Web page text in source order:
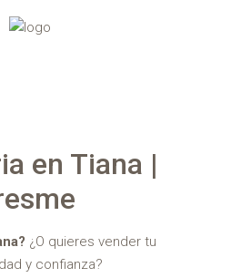
en Tiana |
¿O quieres vender tu
y confianza?